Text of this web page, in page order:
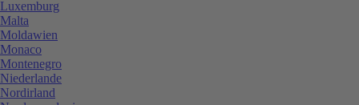
Luxemburg
Malta
Moldawien
Monaco
Montenegro
Niederlande
Nordirland